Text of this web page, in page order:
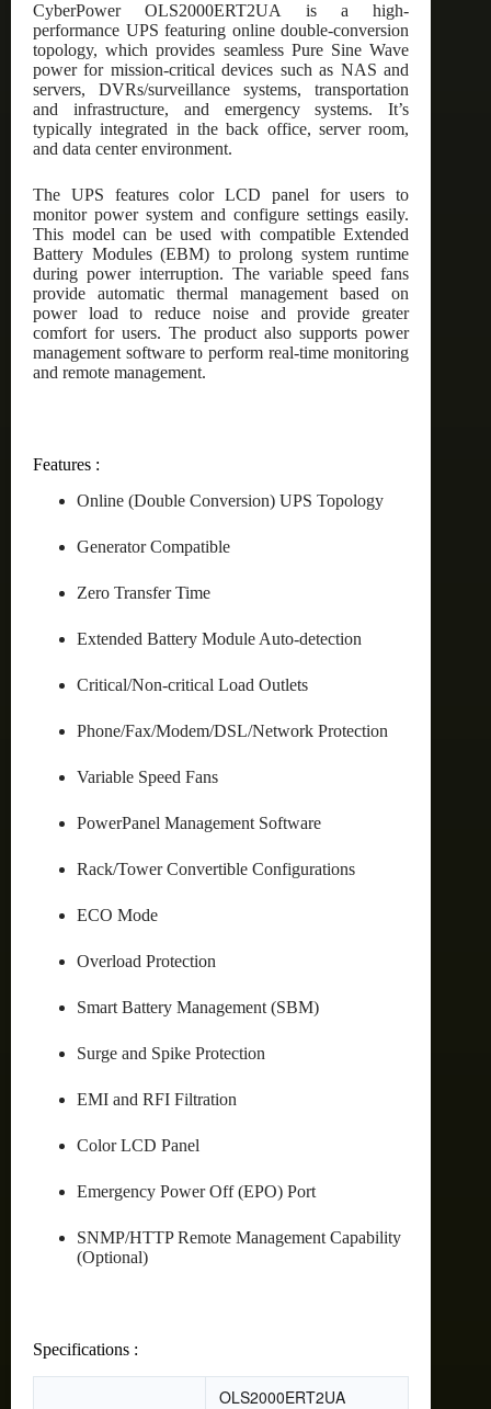
CyberPower OLS2000ERT2UA is a high-
performance UPS featuring online double-conversion
topology, which provides seamless Pure Sine Wave
power for mission-critical devices such as NAS and
servers, DVRs/surveillance systems, transportation
and infrastructure, and emergency systems. It’s
typically integrated in the back office, server room,
and data center environment.
The UPS features color LCD panel for users to
monitor power system and configure settings easily.
This model can be used with compatible Extended
Battery Modules (EBM) to prolong system runtime
during power interruption. The variable speed fans
provide automatic thermal management based on
power load to reduce noise and provide greater
comfort for users. The product also supports power
management software to perform real-time monitoring
and remote management.
Features :
Online (Double Conversion) UPS Topology
Generator Compatible
Zero Transfer Time
Extended Battery Module Auto-detection
Critical/Non-critical Load Outlets
Phone/Fax/Modem/DSL/Network Protection
Variable Speed Fans
PowerPanel Management Software
Rack/Tower Convertible Configurations
ECO Mode
Overload Protection
Smart Battery Management (SBM)
Surge and Spike Protection
EMI and RFI Filtration
Color LCD Panel
Emergency Power Off (EPO) Port
SNMP/HTTP Remote Management Capability
(Optional)
Specifications :
OLS2000ERT2UA